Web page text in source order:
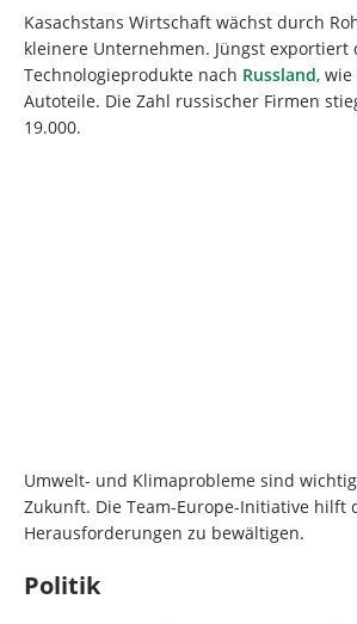
Kasachstans Wirtschaft wächst durch
kleinere Unternehmen. Jüngst exportiert
Technologieprodukte nach Russland,
Autoteile. Die Zahl russischer Firmen
19.000.
Umwelt- und Klimaprobleme sind
Zukunft. Die Team-Europe-Initiative hilft
Herausforderungen zu bewältigen.
Politik